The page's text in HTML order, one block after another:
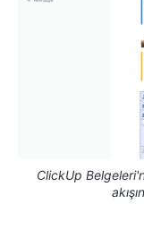
ClickUp